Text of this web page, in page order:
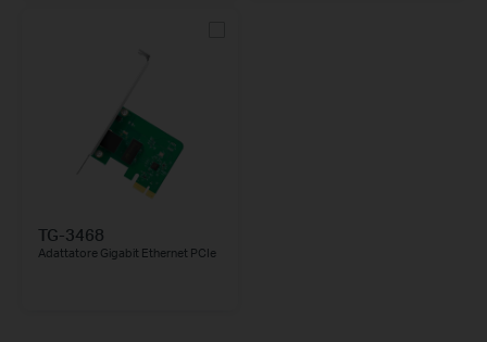
TG-3468
Adattatore Gigabit Ethernet PCIe